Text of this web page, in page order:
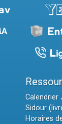
Calendrier
Sidour
Horaires